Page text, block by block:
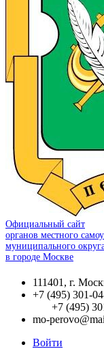
Официальный сайт
органов местного
муниципального
в городе Москве
111401, г.
+7 (495) 301-
+7 (495)
mo-
Войти